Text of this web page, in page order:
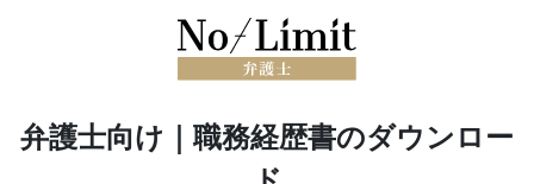
弁護士向け｜職務経歴書のダウンロー